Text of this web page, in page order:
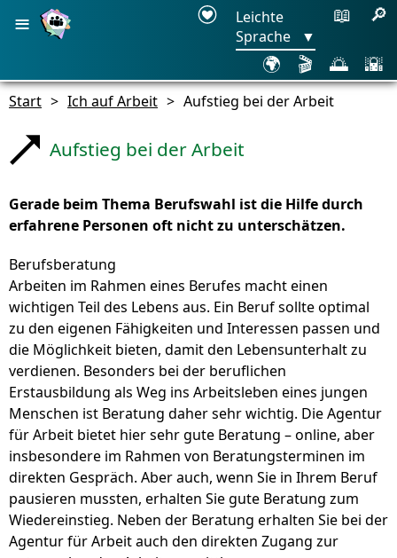
≡
Leichte
Sprache
▼
📖 🔎
🌍 🎬 🌅 🌇
Start > Ich auf Arbeit > Aufstieg bei der Arbeit
Aufstieg bei der Arbeit
Gerade beim Thema Berufswahl ist die Hilfe durch
erfahrene Personen oft nicht zu unterschätzen.
Berufsberatung
Arbeiten im Rahmen eines Berufes macht einen
wichtigen Teil des Lebens aus. Ein Beruf sollte optimal
zu den eigenen Fähigkeiten und Interessen passen und
die Möglichkeit bieten, damit den Lebensunterhalt zu
verdienen. Besonders bei der beruflichen
Erstausbildung als Weg ins Arbeitsleben eines jungen
Menschen ist Beratung daher sehr wichtig. Die Agentur
für Arbeit bietet hier sehr gute Beratung – online, aber
insbesondere im Rahmen von Beratungsterminen im
direkten Gespräch. Aber auch, wenn Sie in Ihrem Beruf
pausieren mussten, erhalten Sie gute Beratung zum
Wiedereinstieg. Neben der Beratung erhalten Sie bei der
Agentur für Arbeit auch den direkten Zugang zur